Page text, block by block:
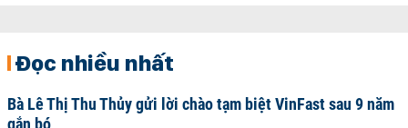
Đọc nhiều nhất
Bà Lê Thị Thu Thủy gửi lời chào tạm biệt VinFast sau 9 năm
gắn bó